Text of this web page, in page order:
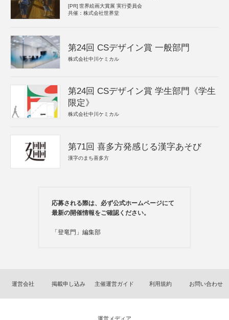
[PR] 世界絵画大賞展 実行委員会
共催：株式会社世界堂
第24回 CSデザイン賞 一般部門
株式会社中川ケミカル
第24回 CSデザイン賞 学生部門《学生
限定》
株式会社中川ケミカル
第71回 喜多方発感じる漢字あそび
漢字のまち喜多方
応募される際は、必ず公式ホームページにて
最新の開催情報をご確認ください。
「登竜門」編集部
運営会社 掲載申し込み 主催運営ガイド 利用規約 お問い合わせ
運営メディア